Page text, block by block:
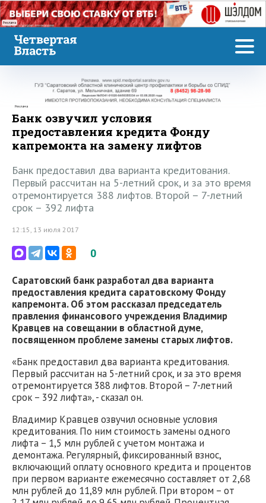
Реклама
Реклама
Банк озвучил условия
предоставления кредита Фонду
капремонта на замену лифтов
Банк предоставил два варианта кредитования.
Первый рассчитан на 5-летний срок, и за это время
отремонтируется 388 лифтов. Второй – 7-летний
срок – 392 лифта
12:15, 13 июля 2017
0
Саратовский банк разработал два варианта
предоставления кредита саратовскому Фонду
капремонта. Об этом рассказал председатель
правления финансового учреждения Владимир
Кравцев на совещании в областной думе,
посвященном проблеме замены старых лифтов.
«Банк предоставил два варианта кредитования.
Первый рассчитан на 5-летний срок, и за это время
отремонтируется 388 лифтов. Второй – 7-летний
срок – 392 лифта», - сказал он.
Владимир Кравцев озвучил основные условия
кредитования. По ним стоимость замены одного
лифта – 1,5 млн рублей с учетом монтажа и
демонтажа. Регулярный, фиксированный взнос,
включающий оплату основного кредита и процентов
при первом варианте ежемесячно составляет от 2,68
млн рублей до 11,89 млн рублей. При втором – от